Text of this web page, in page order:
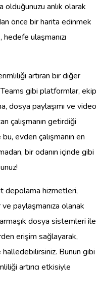
olduğunuzu anlık olarak
önce bir harita edinmek
ulaşmanızı
artıran bir diğer
gibi platformlar, ekip
dosya paylaşımı ve video
çalışmanın getirdiği
evden çalışmanın en
bir odanın içinde gibi
depolama hizmetleri,
paylaşmanıza olanak
dosya sistemleri ile
erişim sağlayarak,
halledebilirsiniz. Bunun gibi
artırıcı etkisiyle